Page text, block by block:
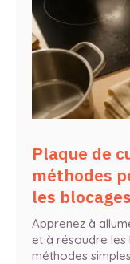
Plaque de
méthodes
les
Apprenez à
et à résoudre
méthodes